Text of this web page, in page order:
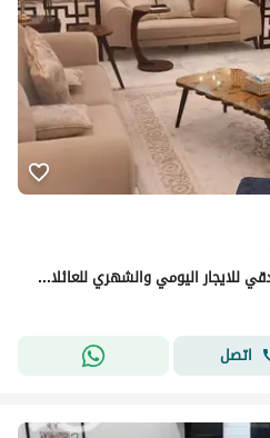
شقة فندقيه مفروشة تشطيب فندقي للايجار اليومي والشهري للعائلات للسكن الراقي والمميز
اتصل